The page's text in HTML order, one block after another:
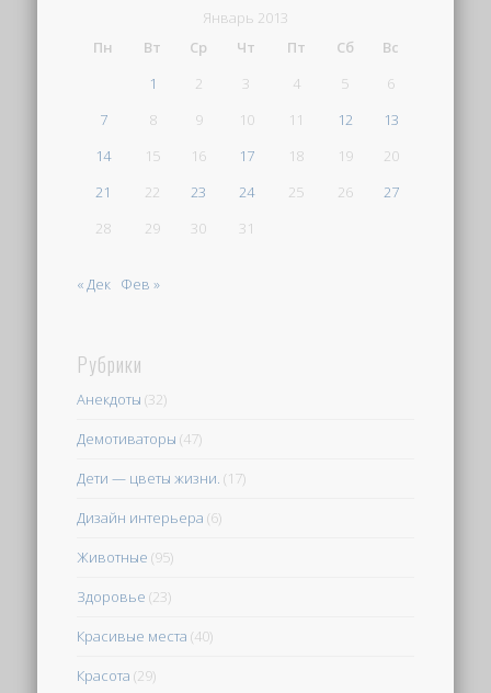
Январь 2013
Пн
Вт Ср Чт Пт Сб
Вс
1
2 3 4 5
6
7
8 9 10 11 12
13
14
15 16 17 18 19
20
21
22 23 24 25 26
27
28
29 30 31
« Дек Фев »
Рубрики
Анекдоты (32)
Демотиваторы (47)
Дети — цветы жизни. (17)
Дизайн интерьера (6)
Животные (95)
Здоровье (23)
Красивые места (40)
Красота (29)